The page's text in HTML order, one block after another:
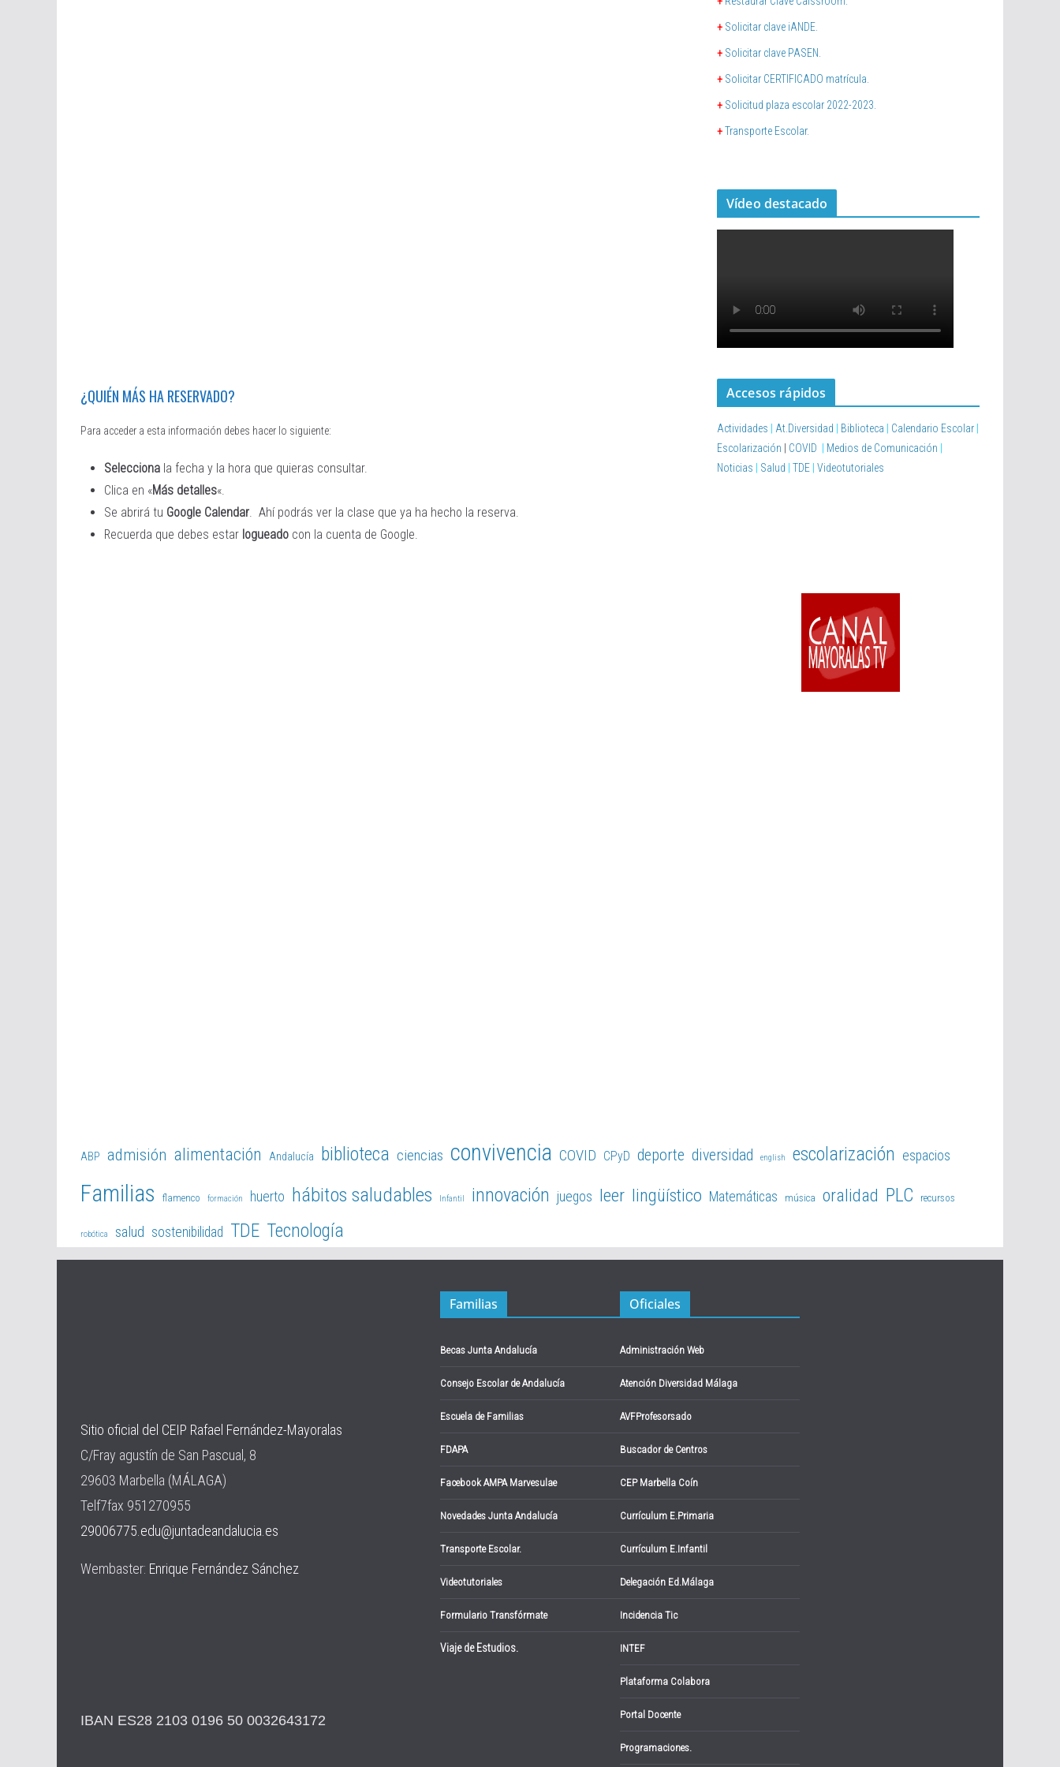
¿QUIÉN MÁS HA RESERVADO?
Para acceder a esta información debes hacer lo siguiente:
Selecciona la fecha y la hora que quieras consultar.
Clica en «Más detalles«.
Se abrirá tu Google Calendar. Ahí podrás ver la clase que ya ha hecho la reserva.
Recuerda que debes estar logueado con la cuenta de Google.
+ Solicitar clave iANDE.
+ Solicitar clave PASEN.
+ Solicitar CERTIFICADO matrícula.
+ Solicitud plaza escolar 2022-2023.
+Transporte Escolar.
Vídeo destacado
Accesos rápidos
Actividades At.Diversidad Biblioteca Calendario Escolar
Escolarización
COVID Medios de Comunicación
Noticias
Salud TDE Videotutoriales
ABP admisión alimentación Andalucía biblioteca ciencias convivencia COVID CPyD deporte diversidad english escolarización espacios
Familias flamenco formación huerto hábitos saludables Infantil innovación juegos leer lingüístico Matemáticas música oralidad PLC recursos
robótica salud sostenibilidad TDE Tecnología
Sitio oficial del CEIP Rafael Fernández-Mayoralas
C/Fray agustín de San Pascual, 8
29603 Marbella (MÁLAGA)
Telf7fax 951270955
29006775.edu@juntadeandalucia.es
Wembaster: Enrique Fernández Sánchez
IBAN ES28 2103 0196 50 0032643172
Familias
Becas Junta Andalucía
Consejo Escolar de Andalucía
Escuela de Familias
FDAPA
Facebook AMPA Marvesulae
Novedades Junta Andalucía
Transporte Escolar.
Videotutoriales
Formulario Transfórmate
Viaje de Estudios.
Oficiales
Administración Web
Atención Diversidad Málaga
AVFProfesorsado
Buscador de Centros
CEP Marbella Coín
Currículum E.Primaria
Currículum E.Infantil
Delegación Ed.Málaga
Incidencia Tic
INTEF
Plataforma Colabora
Portal Docente
Programaciones.